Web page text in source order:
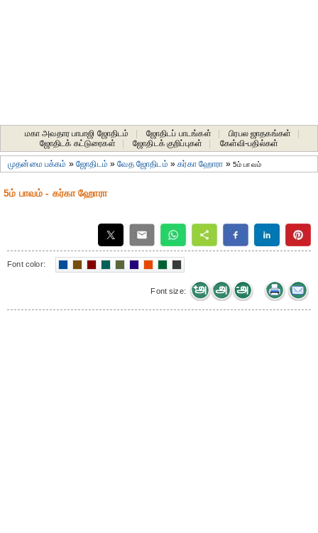
மகா அவதார பாபாஜி ஜோதிடம் ஜோதிடப் பாடங்கள் பிரபல ஜாதகங்கள்
ஜோதிடக் கட்டுரைகள்
ஜோதிடக் குறிப்புகள் கேள்வி-பதில்கள்
முதன்மை பக்கம் »ஜோதிடம் »வேத ஜோதிடம் »கர்கா ஹோரா » 5ம் பாவம்
5ம் பாவம் - கர்கா ஹோரா
Font color:
Font size: